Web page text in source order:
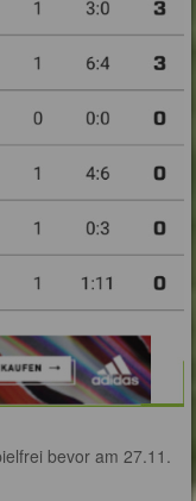
bevor am 27.11.